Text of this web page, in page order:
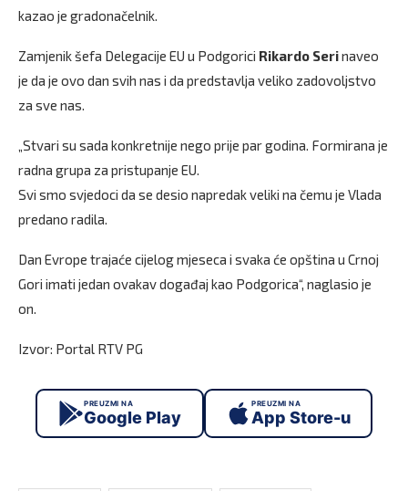
kazao je gradonačelnik.
Zamjenik šefa Delegacije EU u Podgorici Rikardo Serinaveo
je da je ovo dan svih nas i da predstavlja veliko zadovoljstvo
za sve nas.
„Stvari su sada konkretnije nego prije par godina. Formirana je
radna grupa za pristupanje EU.
Svi smo svjedoci da se desio napredak veliki na čemu je Vlada
predano radila.
Dan Evrope trajaće cijelog mjeseca i svaka će opština u Crnoj
Gori imati jedan ovakav događaj kao Podgorica“, naglasio je
on.
Izvor: Portal RTV PG
PREUZMI NA
Google Play
PREUZMI NA
App Store-u